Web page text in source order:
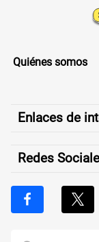
Quiénes somos
Enlaces de
Redes